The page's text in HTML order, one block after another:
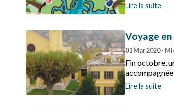
Lire la suite
Voyage
01 Mar 2020-
Fin octobre,
participante
Lire la suite